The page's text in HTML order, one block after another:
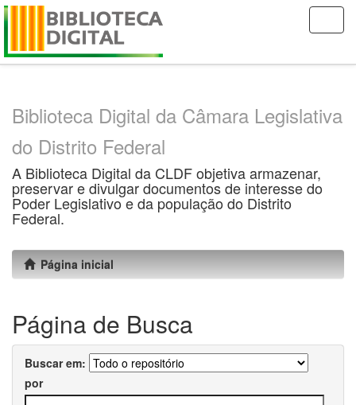
Skip
Biblioteca Digital da Câmara Legislativa
do Distrito Federal
A Biblioteca Digital da CLDF objetiva armazenar,
preservar e divulgar documentos de interesse do
Poder Legislativo e da população do Distrito
Federal.
Página inicial
Página de Busca
Buscar em:
por